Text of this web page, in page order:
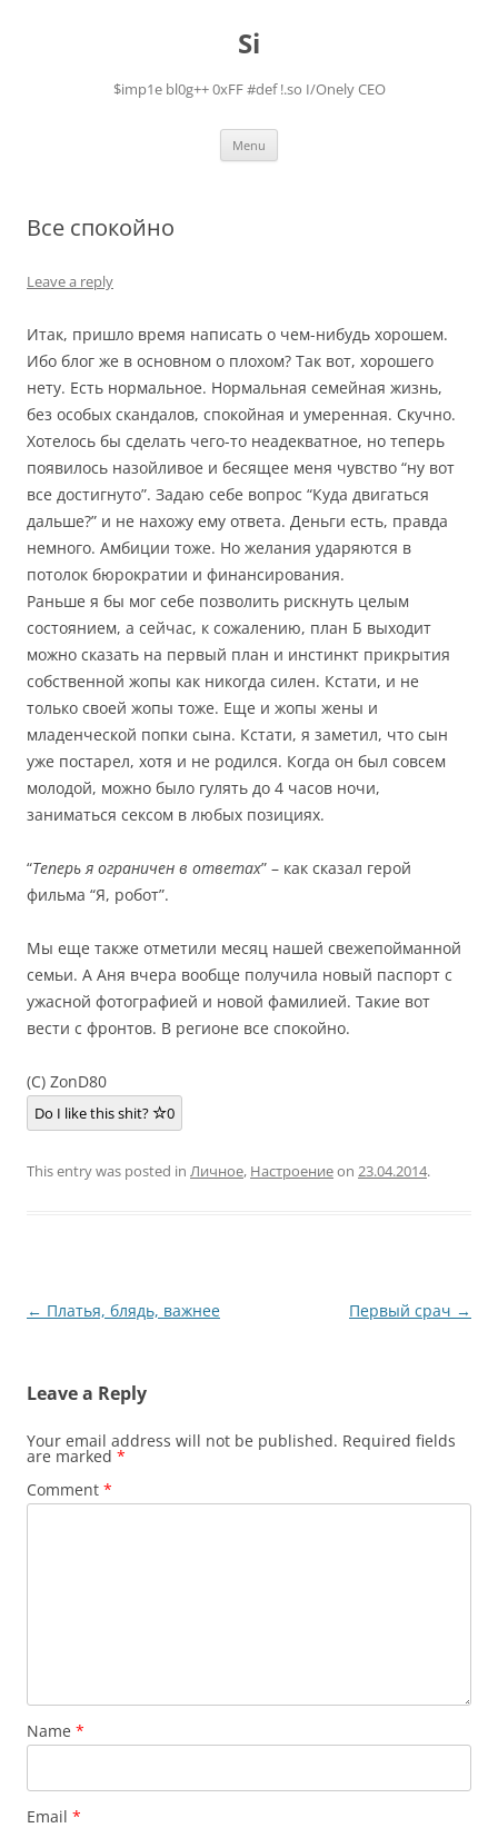
Si
$imp1e bl0g++ 0xFF #def !.so I/Onely CEO
Menu
Все спокойно
Leave a reply
Итак, пришло время написать о чем-нибудь хорошем.
Ибо блог же в основном о плохом? Так вот, хорошего
нету. Есть нормальное. Нормальная семейная жизнь,
без особых скандалов, спокойная и умеренная. Скучно.
Хотелось бы сделать чего-то неадекватное, но теперь
появилось назойливое и бесящее меня чувство “ну вот
все достигнуто”. Задаю себе вопрос “Куда двигаться
дальше?” и не нахожу ему ответа. Деньги есть, правда
немного. Амбиции тоже. Но желания ударяются в
потолок бюрократии и финансирования.
Раньше я бы мог себе позволить рискнуть целым
состоянием, а сейчас, к сожалению, план Б выходит
можно сказать на первый план и инстинкт прикрытия
собственной жопы как никогда силен. Кстати, и не
только своей жопы тоже. Еще и жопы жены и
младенческой попки сына. Кстати, я заметил, что сын
уже постарел, хотя и не родился. Когда он был совсем
молодой, можно было гулять до 4 часов ночи,
заниматься сексом в любых позициях.
“Теперь я ограничен в ответах” – как сказал герой
фильма “Я, робот”.
Мы еще также отметили месяц нашей свежепойманной
семьи. А Аня вчера вообще получила новый паспорт с
ужасной фотографией и новой фамилией. Такие вот
вести с фронтов. В регионе все спокойно.
(C) ZonD80
Do I like this shit? 0
This entry was posted in Личное, Настроениеon 23.04.2014.
Post
← Платья, блядь, важнее Первый срач →
Leave a Reply
Your email address will not be published. Required fields
are marked *
Comment *
Name *
Email *